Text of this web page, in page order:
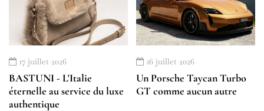
17 juillet 2026
BASTUNI - L'Italie
éternelle au service du luxe
authentique
16 juillet 2026
Un Porsche Taycan Turbo
GT comme aucun autre